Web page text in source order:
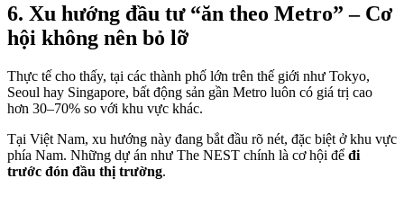
6. Xu hướng đầu tư “ăn theo Metro” – Cơ
hội không nên bỏ lỡ
Thực tế cho thấy, tại các thành phố lớn trên thế giới như Tokyo,
Seoul hay Singapore, bất động sản gần Metro luôn có giá trị cao
hơn 30–70% so với khu vực khác.
Tại Việt Nam, xu hướng này đang bắt đầu rõ nét, đặc biệt ở khu vực
phía Nam. Những dự án như The NEST chính là cơ hội để đi
trước đón đầu thị trường.